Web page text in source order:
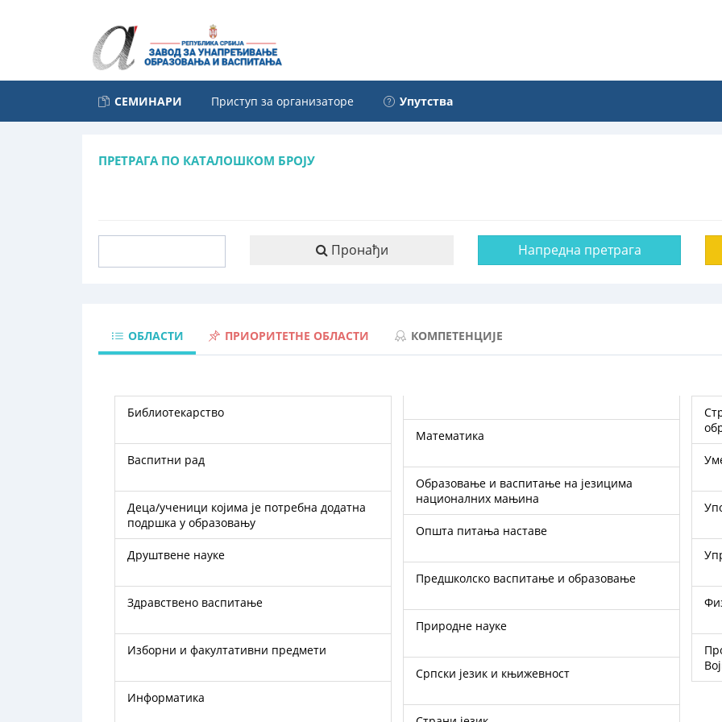
СЕМИНАРИ Приступ за организаторе Упутства
ПРЕТРАГА ПО КАТАЛОШКОМ БРОЈУ
Пронађи Напредна претрага
ОБЛАСТИ ПРИОРИТЕТНЕ ОБЛАСТИ КОМПЕТЕНЦИЈЕ
библиотекарство
васпитни рад
деца/ученици којима је потребна додатна
подршка у образовању
друштвене науке
здравствено васпитање
изборни и факултативни предмети
информатика
математика
образовање и васпитање на језицима
националних мањина
општа питања наставе
предшколско васпитање и образовање
природне науке
српски језик и књижевност
стручни предмети у средњем стручном